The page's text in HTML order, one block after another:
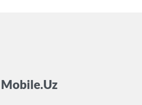
Mobile.Uz